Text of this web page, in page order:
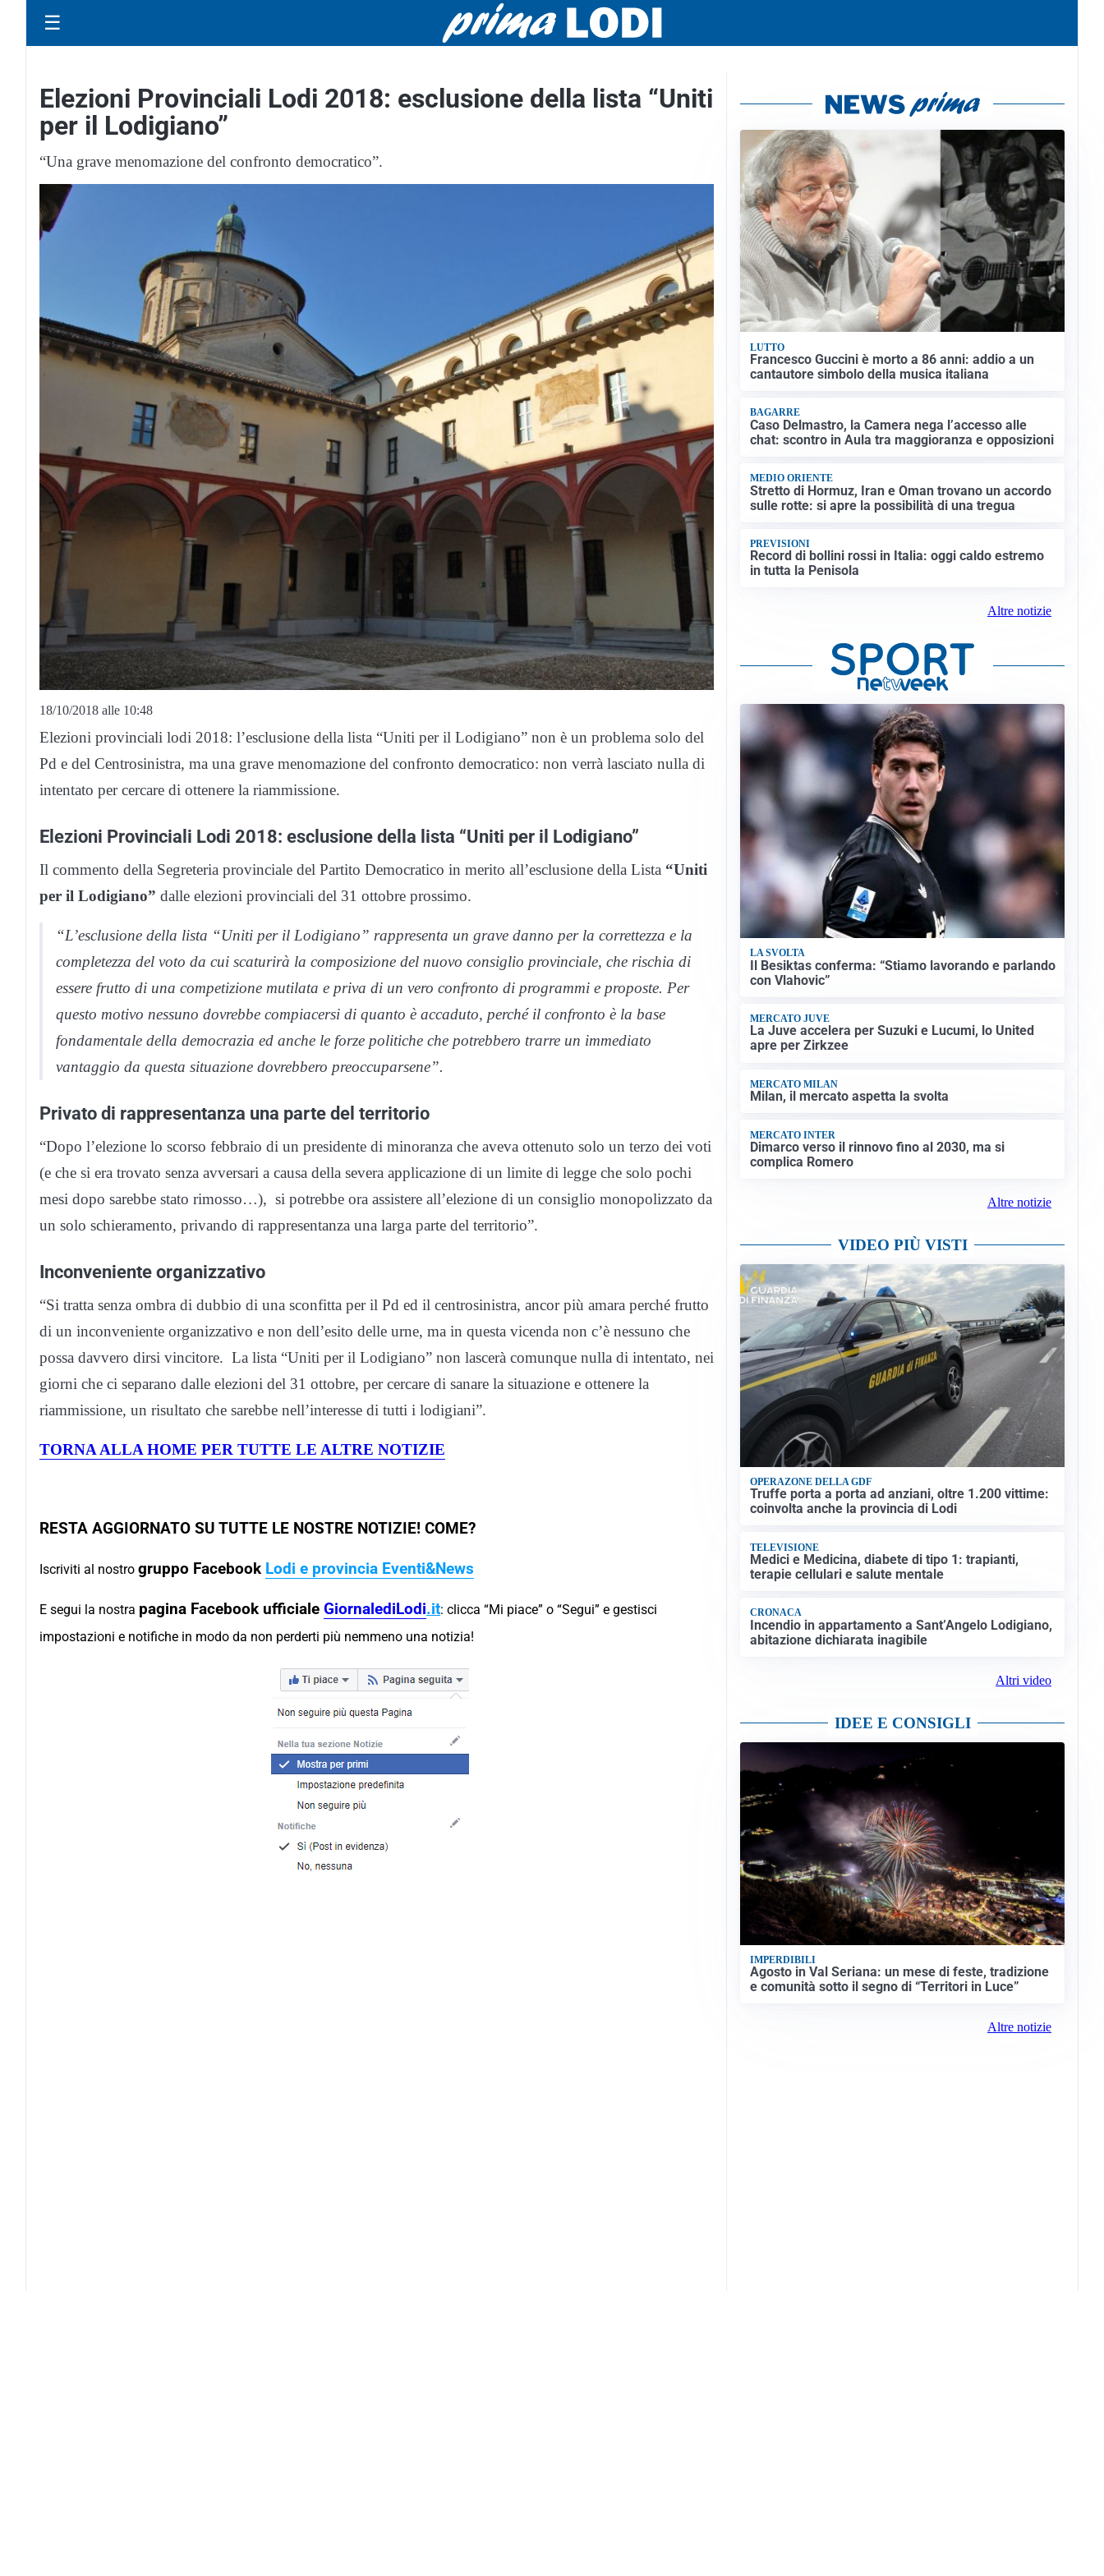
☰
Elezioni Provinciali Lodi 2018: esclusione della lista “Uniti
per il Lodigiano”
“Una grave menomazione del confronto democratico”.
18/10/2018 alle 10:48
Elezioni provinciali lodi 2018: l’esclusione della lista “Uniti per il Lodigiano” non è un problema solo del
Pd e del Centrosinistra, ma una grave menomazione del confronto democratico: non verrà lasciato nulla di
intentato per cercare di ottenere la riammissione.
Elezioni Provinciali Lodi 2018: esclusione della lista “Uniti per il Lodigiano”
Il commento della Segreteria provinciale del Partito Democratico in merito all’esclusione della Lista “Uniti
per il Lodigiano” dalle elezioni provinciali del 31 ottobre prossimo.
“L’esclusione della lista “Uniti per il Lodigiano” rappresenta un grave danno per la correttezza e la
completezza del voto da cui scaturirà la composizione del nuovo consiglio provinciale, che rischia di
essere frutto di una competizione mutilata e priva di un vero confronto di programmi e proposte. Per
questo motivo nessuno dovrebbe compiacersi di quanto è accaduto, perché il confronto è la base
fondamentale della democrazia ed anche le forze politiche che potrebbero trarre un immediato
vantaggio da questa situazione dovrebbero preoccuparsene”.
Privato di rappresentanza una parte del territorio
“Dopo l’elezione lo scorso febbraio di un presidente di minoranza che aveva ottenuto solo un terzo dei voti
(e che si era trovato senza avversari a causa della severa applicazione di un limite di legge che solo pochi
mesi dopo sarebbe stato rimosso…), si potrebbe ora assistere all’elezione di un consiglio monopolizzato da
un solo schieramento, privando di rappresentanza una larga parte del territorio”.
Inconveniente organizzativo
“Si tratta senza ombra di dubbio di una sconfitta per il Pd ed il centrosinistra, ancor più amara perché frutto
di un inconveniente organizzativo e non dell’esito delle urne, ma in questa vicenda non c’è nessuno che
possa davvero dirsi vincitore. La lista “Uniti per il Lodigiano” non lascerà comunque nulla di intentato, nei
giorni che ci separano dalle elezioni del 31 ottobre, per cercare di sanare la situazione e ottenere la
riammissione, un risultato che sarebbe nell’interesse di tutti i lodigiani”.
TORNA ALLA HOME PER TUTTE LE ALTRE NOTIZIE
RESTA AGGIORNATO SU TUTTE LE NOSTRE NOTIZIE! COME?
Iscriviti al nostro gruppo Facebook Lodi e provincia Eventi&News
E segui la nostra pagina Facebook ufficiale GiornalediLodi.it: clicca “Mi piace” o “Segui” e gestisci
impostazioni e notifiche in modo da non perderti più nemmeno una notizia!
LUTTO
Francesco Guccini è morto a 86 anni: addio a un
cantautore simbolo della musica italiana
BAGARRE
Caso Delmastro, la Camera nega l’accesso alle
chat: scontro in Aula tra maggioranza e opposizioni
MEDIO ORIENTE
Stretto di Hormuz, Iran e Oman trovano un accordo
sulle rotte: si apre la possibilità di una tregua
PREVISIONI
Record di bollini rossi in Italia: oggi caldo estremo
in tutta la Penisola
Altre notizie
LA SVOLTA
Il Besiktas conferma: “Stiamo lavorando e parlando
con Vlahovic”
MERCATO JUVE
La Juve accelera per Suzuki e Lucumi, lo United
apre per Zirkzee
MERCATO MILAN
Milan, il mercato aspetta la svolta
MERCATO INTER
Dimarco verso il rinnovo fino al 2030, ma si
complica Romero
Altre notizie
VIDEO PIÙ VISTI
OPERAZONE DELLA GDF
Truffe porta a porta ad anziani, oltre 1.200 vittime:
coinvolta anche la provincia di Lodi
TELEVISIONE
Medici e Medicina, diabete di tipo 1: trapianti,
terapie cellulari e salute mentale
CRONACA
Incendio in appartamento a Sant’Angelo Lodigiano,
abitazione dichiarata inagibile
Altri video
IDEE E CONSIGLI
IMPERDIBILI
Agosto in Val Seriana: un mese di feste, tradizione
e comunità sotto il segno di “Territori in Luce”
Altre notizie